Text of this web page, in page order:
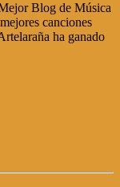
Blog de Música
canciones
ha ganado